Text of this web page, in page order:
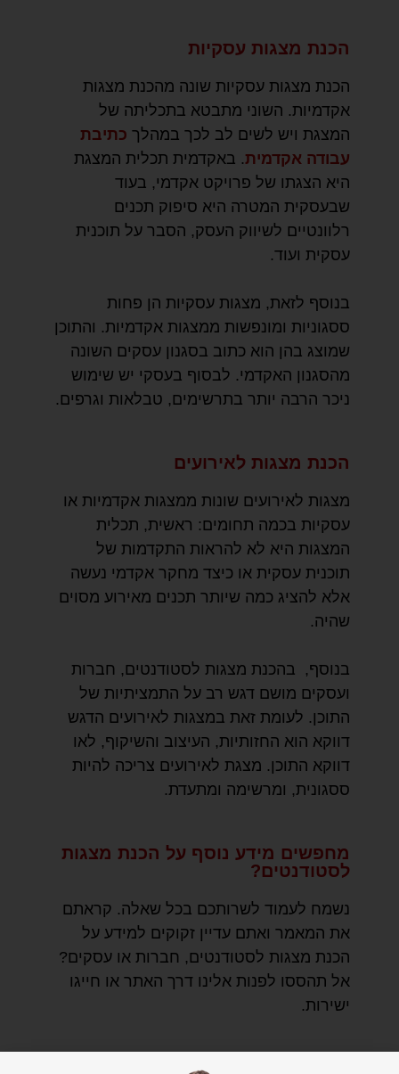
הכנת מצגות עסקיות
הכנת מצגות עסקיות שונה מהכנת מצגות
אקדמיות. השוני מתבטא בתכליתה של
המצגת ויש לשים לב לכך במהלך כתיבת
עבודה אקדמית. באקדמית תכלית המצגת
היא הצגתו של פרויקט אקדמי, בעוד
שבעסקית המטרה היא סיפוק תכנים
רלוונטיים לשיווק העסק, הסבר על תוכנית
עסקית ועוד.
בנוסף לזאת, מצגות עסקיות הן פחות
ססגוניות ומונפשות ממצגות אקדמיות. והתוכן
שמוצג בהן הוא כתוב בסגנון עסקים השונה
מהסגנון האקדמי. לבסוף בעסקי יש שימוש
ניכר הרבה יותר בתרשימים, טבלאות וגרפים.
הכנת מצגות לאירועים
מצגות לאירועים שונות ממצגות אקדמיות או
עסקיות בכמה תחומים: ראשית, תכלית
המצגות היא לא להראות התקדמות של
תוכנית עסקית או כיצד מחקר אקדמי נעשה
אלא להציג כמה שיותר תכנים מאירוע מסוים
שהיה.
בנוסף, בהכנת מצגות לסטודנטים, חברות
ועסקים מושם דגש רב על התמציתיות של
התוכן. לעומת זאת במצגות לאירועים הדגש
דווקא הוא החזותיות, העיצוב והשיקוף, לאו
דווקא התוכן. מצגת לאירועים צריכה להיות
ססגונית, ומרשימה ומתעדת.
מחפשים מידע נוסף על הכנת מצגות
לסטודנטים?
נשמח לעמוד לשרותכם בכל שאלה. קראתם
את המאמר ואתם עדיין זקוקים למידע על
הכנת מצגות לסטודנטים, חברות או עסקים?
אל תהססו לפנות אלינו דרך האתר או חייגו
ישירות.